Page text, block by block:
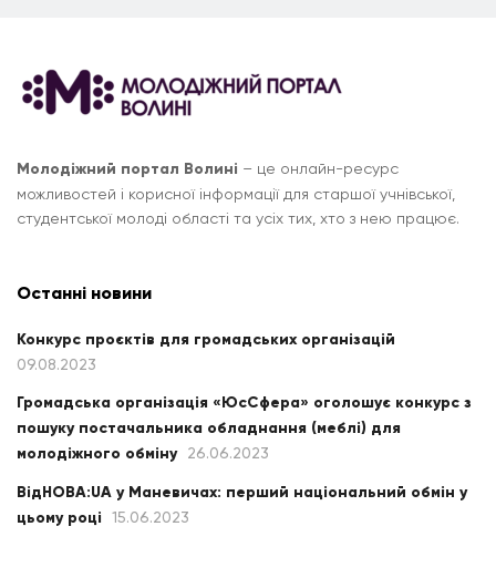
Молодіжний портал Волині – це онлайн-ресурс
можливостей і корисної інформації для старшої учнівської,
студентської молоді області та усіх тих, хто з нею працює.
Останні новини
Конкурс проєктів для громадських організацій
09.08.2023
Громадська організація «ЮсСфера» оголошує конкурс з
пошуку постачальника обладнання (меблі) для
молодіжного обміну
26.06.2023
ВідНОВА:UA у Маневичах: перший національний обмін у
цьому році
15.06.2023